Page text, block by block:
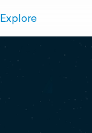
Explore